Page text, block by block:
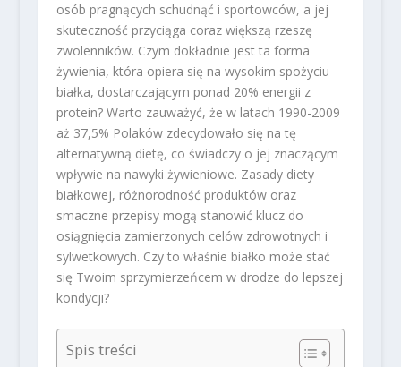
osób pragnących schudnąć i sportowców, a jej
skuteczność przyciąga coraz większą rzeszę
zwolenników. Czym dokładnie jest ta forma
żywienia, która opiera się na wysokim spożyciu
białka, dostarczającym ponad 20% energii z
protein? Warto zauważyć, że w latach 1990-2009
aż 37,5% Polaków zdecydowało się na tę
alternatywną dietę, co świadczy o jej znaczącym
wpływie na nawyki żywieniowe. Zasady diety
białkowej, różnorodność produktów oraz
smaczne przepisy mogą stanowić klucz do
osiągnięcia zamierzonych celów zdrowotnych i
sylwetkowych. Czy to właśnie białko może stać
się Twoim sprzymierzeńcem w drodze do lepszej
kondycji?
Spis treści